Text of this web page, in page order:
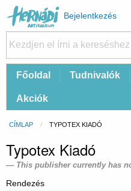
Felhasználói
fiók
menüje
Bejelentkezés
FőFőoldal Tudnivalók
Akciók
Morzsa
CÍMLAP CURRENT:
TYPOTEX KIADÓ
Typotex Kiadó
This publisher currently has
Rendezés